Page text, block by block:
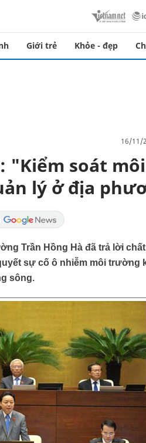
Giới trẻ Khỏe - đẹp
16/11/
"Kiểm soát
lý ở địa
Trần Hồng Hà đã trả lời
sự cố ô nhiễm môi trường
sông.